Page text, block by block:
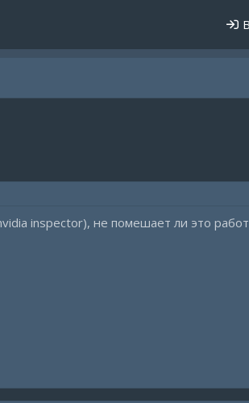
inspector), не помешает ли это